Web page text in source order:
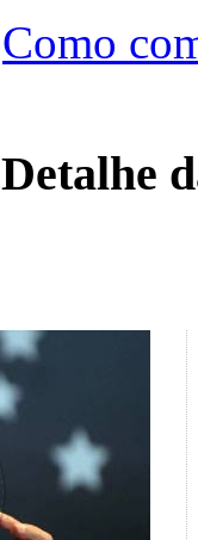
Como
Detalhe